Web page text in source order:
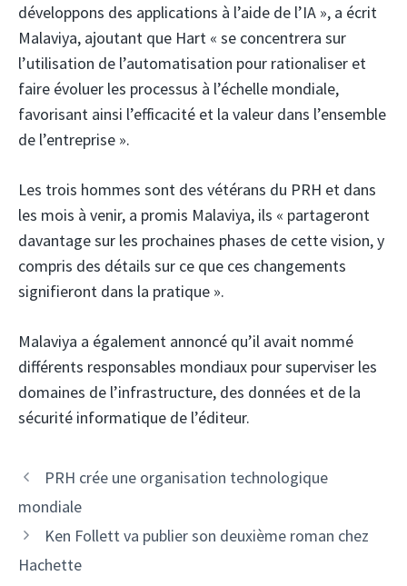
développons des applications à l’aide de l’IA », a écrit
Malaviya, ajoutant que Hart « se concentrera sur
l’utilisation de l’automatisation pour rationaliser et
faire évoluer les processus à l’échelle mondiale,
favorisant ainsi l’efficacité et la valeur dans l’ensemble
de l’entreprise ».
Les trois hommes sont des vétérans du PRH et dans
les mois à venir, a promis Malaviya, ils « partageront
davantage sur les prochaines phases de cette vision, y
compris des détails sur ce que ces changements
signifieront dans la pratique ».
Malaviya a également annoncé qu’il avait nommé
différents responsables mondiaux pour superviser les
domaines de l’infrastructure, des données et de la
sécurité informatique de l’éditeur.
PRH crée une organisation technologique
mondiale
Ken Follett va publier son deuxième roman chez
Hachette